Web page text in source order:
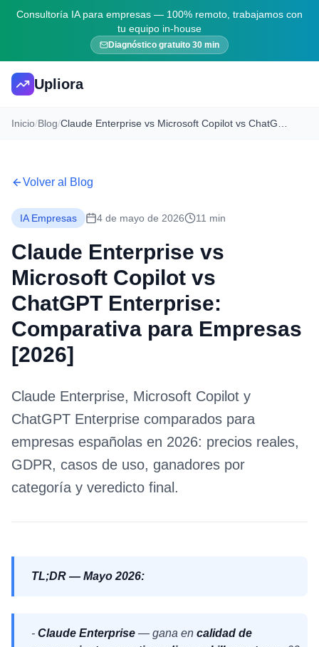
Consultoría IA para empresas — 100% remoto, trabajamos con
tu equipo in-house
Diagnóstico gratuito 30 min
Upliora
Inicio/Blog/
Volver al Blog
IA Empresas 4 de mayo de 2026 11 min
Claude Enterprise vs
Microsoft Copilot vs
ChatGPT Enterprise:
Comparativa para Empresas
[2026]
Claude Enterprise, Microsoft Copilot y
ChatGPT Enterprise comparados para
empresas españolas en 2026: precios reales,
GDPR, casos de uso, ganadores por
categoría y veredicto final.
TL;DR — Mayo 2026:
- Claude Enterprise — gana en calidad de